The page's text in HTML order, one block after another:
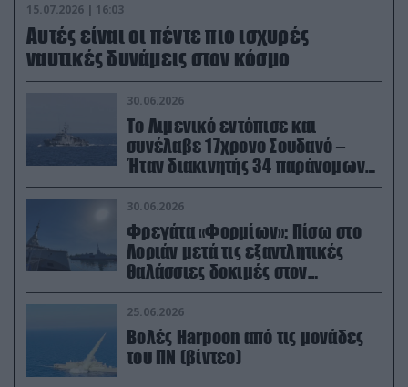
15.07.2026 | 16:03
Aυτές είναι οι πέντε πιο ισχυρές
ναυτικές δυνάμεις στον κόσμο
30.06.2026
Το Λιμενικό εντόπισε και
συνέλαβε 17χρονο Σουδανό –
Ήταν διακινητής 34 παράνομων
μεταναστών
30.06.2026
Φρεγάτα «Φορμίων»: Πίσω στο
Λοριάν μετά τις εξαντλητικές
θαλάσσιες δοκιμές στον
απαιτητικό Βισκαϊκό
25.06.2026
Βολές Harpoon από τις μονάδες
του ΠΝ (βίντεο)